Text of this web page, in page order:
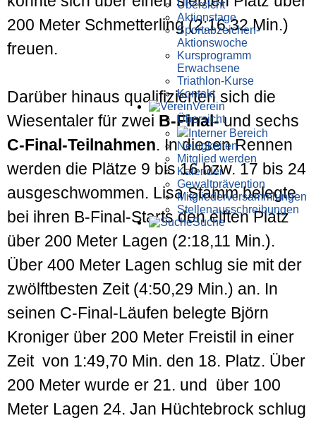
Übersicht
Aktionstage
Sportabzeichen-
Aktionswoche
Kursprogramm
Erwachsene
Triathlon-Kurse
Kontakt
Verein
Übersicht
Interner Bereich
Neuigkeiten
Mitglied werden
Kalender
Gewaltprävention
Mitglieder­versammlungen
Stellen­aus­schrei­bungen
Suche
200 Meter Schmetterling (2:16,32 Min.)
freuen.
Darüber hinaus qualifizierten sich die
Wiesentaler für zwei B-Final-und sechs
C-Final-Teilnahmen. In diesen Rennen
werden die Plätze 9 bis 16 bzw. 17 bis 24
ausgeschwommen. Lisa Stamm belegte
bei ihren B-Final-Starts den elften Platz
über 200 Meter Lagen (2:18,11 Min.).
Über 400 Meter Lagen schlug sie mit der
zwölftbesten Zeit (4:50,29 Min.) an. In
seinen C-Final-Läufen belegte Björn
Kroniger über 200 Meter Freistil in einer
Zeit von 1:49,70 Min. den 18. Platz. Über
200 Meter wurde er 21. und über 100
Meter Lagen 24. Jan Hüchtebrock schlug